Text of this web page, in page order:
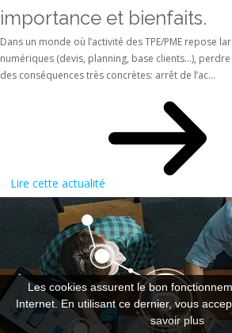
importance et bienfaits.
Dans un monde où l’activité des TPE/PME repose
numériques (devis, planning, base clients…),
des conséquences très concrètes: arrêt de l’ac...
Lire cette actualité
Les cookies assurent le bon
Internet. En utilisant ce dernier, vous
savoir plus